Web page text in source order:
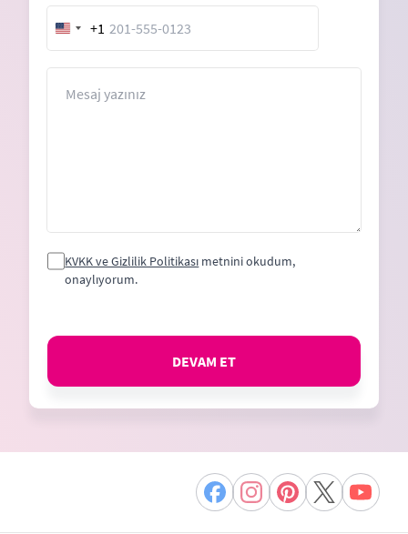
United
States
+1
KVKK ve Gizlilik Politikası metnini okudum,
onaylıyorum.
DEVAM ET